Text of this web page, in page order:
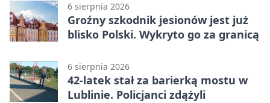
6 sierpnia 2026
Groźny szkodnik jesionów jest już
blisko Polski. Wykryto go za granicą
6 sierpnia 2026
42-latek stał za barierką mostu w
Lublinie. Policjanci zdążyli